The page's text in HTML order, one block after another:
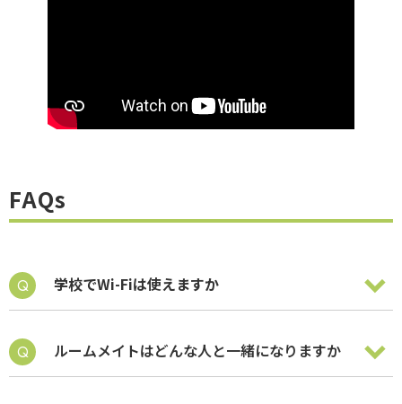
FAQs
学校でWi-Fiは使えますか
ルームメイトはどんな人と一緒になりますか